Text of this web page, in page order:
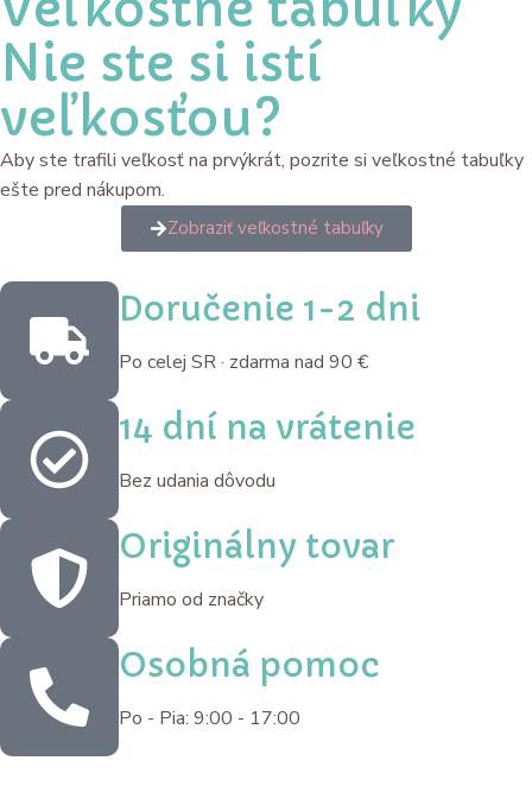
Nie ste si istí
veľkosťou?
Aby ste trafili veľkosť na prvýkrát, pozrite si veľkostné tabuľky
ešte pred nákupom.
Zobraziť veľkostné tabuľky
Doručenie 1-2 dni
Po celej SR · zdarma nad 90 €
14 dní na vrátenie
Bez udania dôvodu
Originálny tovar
Priamo od značky
Osobná pomoc
Po - Pia: 9:00 - 17:00